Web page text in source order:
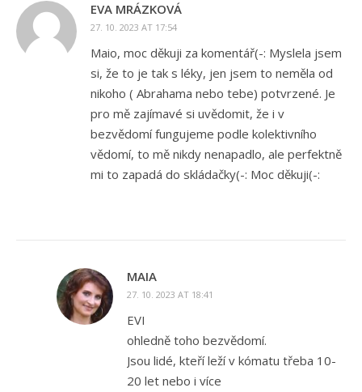
EVA MRÁZKOVÁ
27. 10. 2023 AT 17:54
Maio, moc děkuji za komentář(-: Myslela jsem
si, že to je tak s léky, jen jsem to neměla od
nikoho ( Abrahama nebo tebe) potvrzené. Je
pro mě zajímavé si uvědomit, že i v
bezvědomí fungujeme podle kolektivního
vědomí, to mě nikdy nenapadlo, ale perfektně
mi to zapadá do skládačky(-: Moc děkuji(-:
MAIA
27. 10. 2023 AT 18:41
EVI
ohledně toho bezvědomí.
Jsou lidé, kteří leží v kómatu třeba 10-
20 let nebo i více